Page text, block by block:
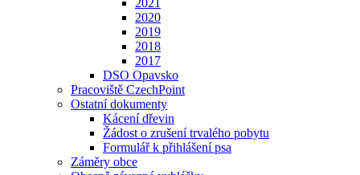
2020
2019
2018
2017
DSO Opavsko
Pracoviště CzechPoint
Ostatní dokumenty
Kácení dřevin
Žádost o zrušení trvalého pobytu
Formulář k přihlášení psa
Záměry obce